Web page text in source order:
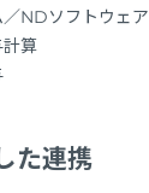
／NDソフトウェア
計算
た連携